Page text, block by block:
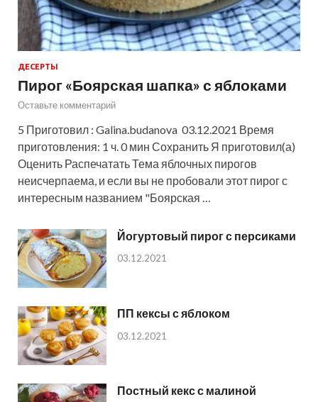
ДЕСЕРТЫ
Пирог «Боярская шапка» с яблоками
Оставьте комментарий
5 Приготовил : Galina.budanova 03.12.2021 Время
приготовления: 1 ч. 0 мин Сохранить Я приготовил(а)
Оценить Распечатать Тема яблочных пирогов
неисчерпаема, и если вы не пробовали этот пирог с
интересным названием "Боярская …
Йогуртовый пирог с персиками
03.12.2021
ПП кексы с яблоком
03.12.2021
Постный кекс с малиной